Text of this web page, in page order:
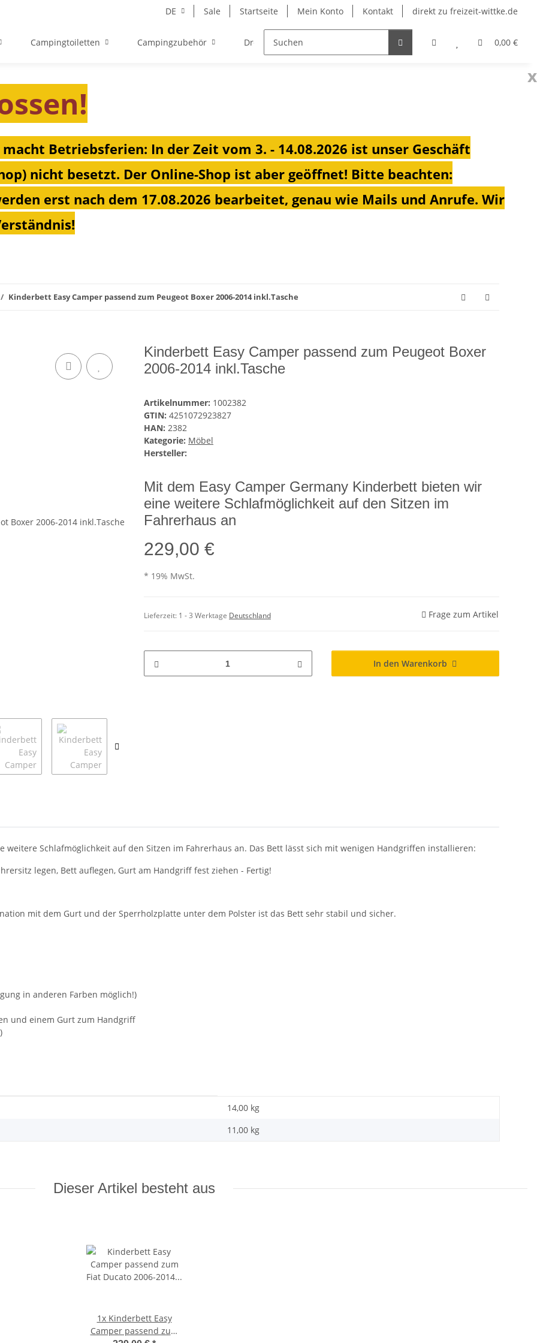
DE Sale Startseite Mein Konto Kontakt direkt zu freizeit-wittke.de
0,00 €
Campingtoiletten Campingzubehör Drehkonsolen Heizungen für Ihren
x
Betriebsferien: In der Zeit vom 3. - 14.08.2026 ist unser Geschäft
nicht besetzt. Der Online-Shop ist aber geöffnet! Bitte beachten:
erst nach dem 17.08.2026 bearbeitet, genau wie Mails und Anrufe. Wir
Kinderbett Easy Camper passend zum Peugeot Boxer 2006-2014 inkl.Tasche
Kinderbett Easy Camper passend zum Peugeot Boxer
2006-2014 inkl.Tasche
Artikelnummer: 1002382
GTIN: 4251072923827
HAN: 2382
Kategorie: Möbel
Hersteller:
Mit dem Easy Camper Germany Kinderbett bieten wir
eine weitere Schlafmöglichkeit auf den Sitzen im
Fahrerhaus an
229,00 €
* 19% MwSt.
Lieferzeit: 1 - 3 Werktage Deutschland Frage zum Artikel
In den Warenkorb
Schlafmöglichkeit auf den Sitzen im Fahrerhaus an. Das Bett lässt sich mit wenigen Handgriffen installieren:
legen, Bett auflegen, Gurt am Handgriff fest ziehen - Fertig!
mit dem Gurt und der Sperrholzplatte unter dem Polster ist das Bett sehr stabil und sicher.
in anderen Farben möglich!)
und einem Gurt zum Handgriff
14,00 kg
11,00 kg
Dieser Artikel besteht aus
1x Kinderbett Easy
Camper passend zum